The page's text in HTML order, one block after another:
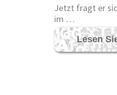
Jetzt fragt er
im …
Lesen